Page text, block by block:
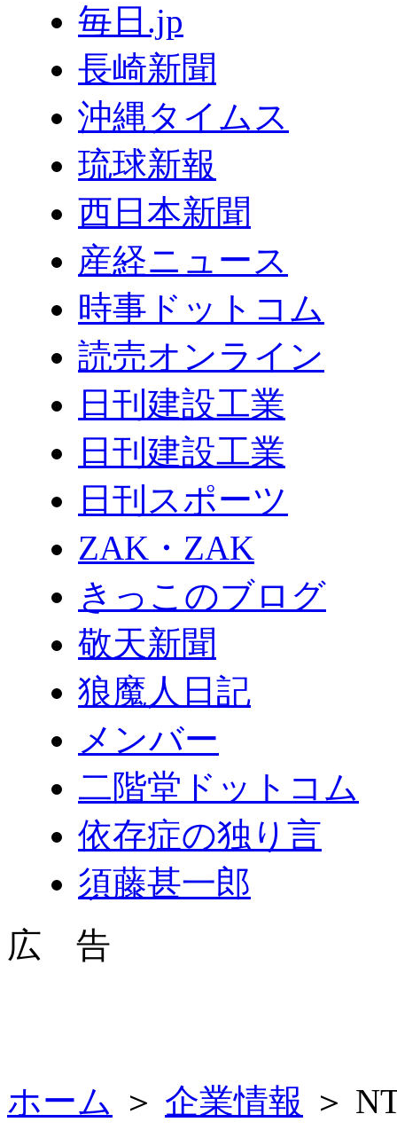
毎日.jp
長崎新聞
沖縄タイムス
琉球新報
西日本新聞
産経ニュース
時事ドットコム
読売オンライン
日刊建設工業
日刊建設工業
日刊スポーツ
ZAK・ZAK
きっこのブログ
敬天新聞
狼魔人日記
メンバー
二階堂ドットコム
依存症の独り言
須藤甚一郎
広 告
ホーム ＞ 企業情報 ＞